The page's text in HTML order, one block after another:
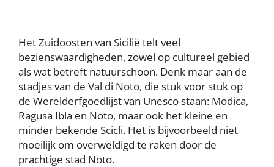
Het Zuidoosten van Sicilië telt veel
bezienswaardigheden, zowel op cultureel gebied
als wat betreft natuurschoon. Denk maar aan de
stadjes van de Val di Noto, die stuk voor stuk op
de Werelderfgoedlijst van Unesco staan: Modica,
Ragusa Ibla en Noto, maar ook het kleine en
minder bekende Scicli. Het is bijvoorbeeld niet
moeilijk om overweldigd te raken door de
prachtige stad Noto.